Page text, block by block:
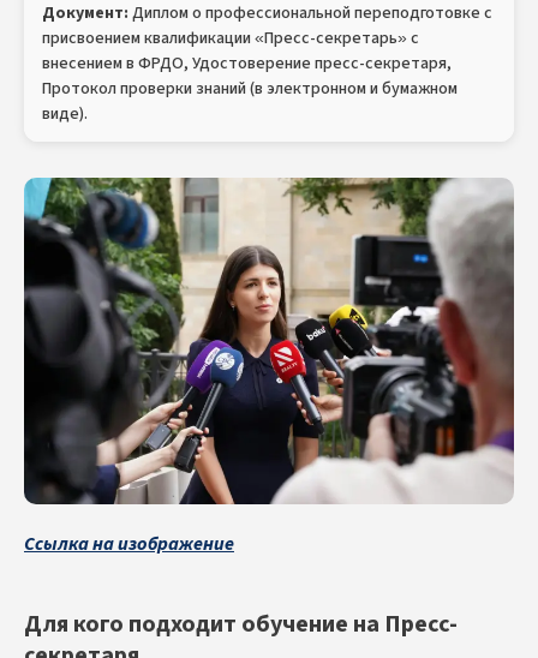
Документ: Диплом о профессиональной переподготовке с
присвоением квалификации «Пресс-секретарь» с
внесением в ФРДО, Удостоверение пресс-секретаря,
Протокол проверки знаний (в электронном и бумажном
виде).
Ссылка на изображение
Для кого подходит обучение на Пресс-